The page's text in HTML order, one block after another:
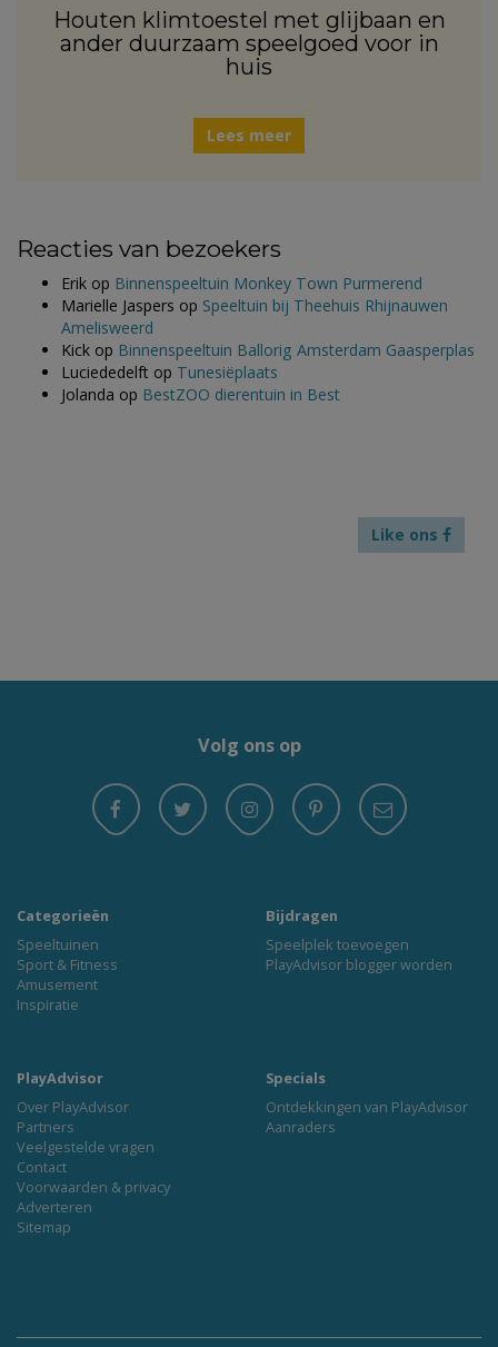
Houten klimtoestel met glijbaan en
ander duurzaam speelgoed voor in
huis
Lees meer
Reacties van bezoekers
Erik op Binnenspeeltuin Monkey Town Purmerend
Marielle Jaspers op Speeltuin bij Theehuis Rhijnauwen
Amelisweerd
Kick op Binnenspeeltuin Ballorig Amsterdam Gaasperplas
Luciededelft op Tunesiëplaats
Jolanda op BestZOO dierentuin in Best
Like ons
Volg ons op
Categorieën
Speeltuinen
Sport & Fitness
Amusement
Inspiratie
Bijdragen
Speelplek toevoegen
PlayAdvisor blogger worden
PlayAdvisor
Over PlayAdvisor
Partners
Veelgestelde vragen
Contact
Voorwaarden & privacy
Adverteren
Sitemap
Specials
Ontdekkingen van PlayAdvisor
Aanraders